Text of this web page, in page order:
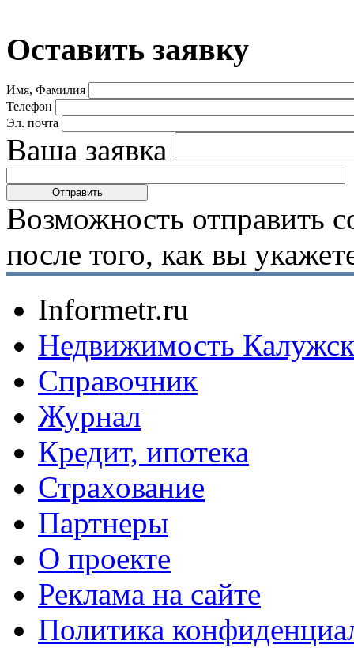
Оставить заявку
Имя, Фамилия
Телефон
Эл. почта
Ваша заявка
Возможность отправить
после того, как вы
Informetr.ru
Недвижимость
Справочник
Журнал
Кредит, ипотека
Страхование
Партнеры
O проекте
Реклама на сайте
Политика